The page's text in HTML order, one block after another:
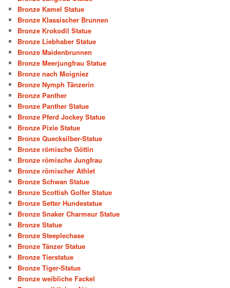
Bronze Kamel Statue
Bronze Klassischer Brunnen
Bronze Krokodil Statue
Bronze Liebhaber Statue
Bronze Maidenbrunnen
Bronze Meerjungfrau Statue
Bronze nach Moigniez
Bronze Nymph Tänzerin
Bronze Panther
Bronze Panther Statue
Bronze Pferd Jockey Statue
Bronze Pixie Statue
Bronze Quecksilber-Statue
Bronze römische Göttin
Bronze römische Jungfrau
Bronze römischer Athlet
Bronze Schwan Statue
Bronze Scottish Golfer Statue
Bronze Setter Hundestatue
Bronze Snaker Charmeur Statue
Bronze Statue
Bronze Steeplechase
Bronze Tänzer Statue
Bronze Tierstatue
Bronze Tiger-Statue
Bronze weibliche Fackel